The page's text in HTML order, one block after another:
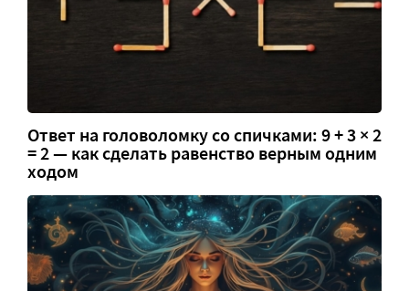
Ответ на головоломку со спичками: 9 + 3 × 2
= 2 — как сделать равенство верным одним
ходом